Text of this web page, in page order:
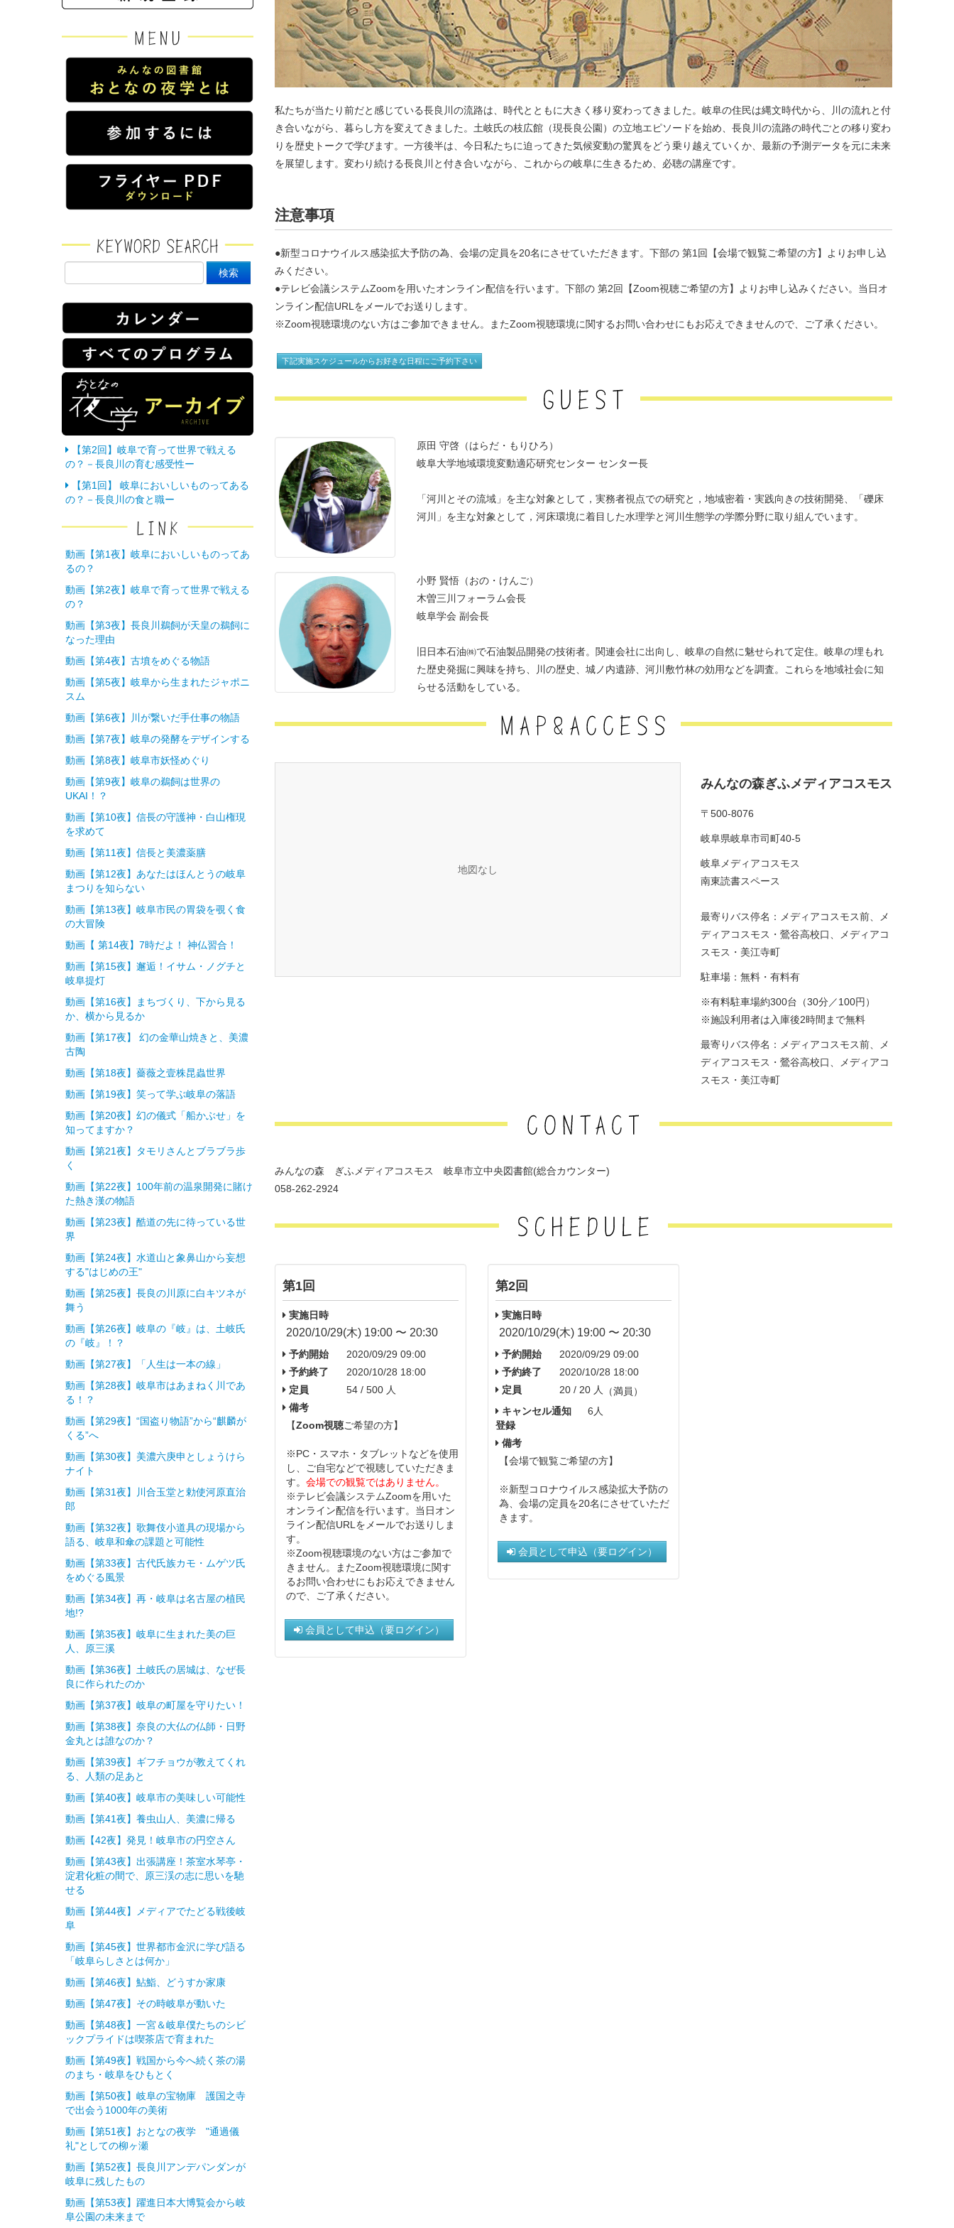
【第2回】岐阜で育って世界で戦える
の？－長良川の育む感受性ー
【第1回】 岐阜においしいものってある
の？－長良川の食と職ー
動画【第1夜】岐阜においしいものってあ
るの？
動画【第2夜】岐阜で育って世界で戦える
の？
動画【第3夜】長良川鵜飼が天皇の鵜飼に
なった理由
動画【第4夜】古墳をめぐる物語
動画【第5夜】岐阜から生まれたジャポニ
スム
動画【第6夜】川が繋いだ手仕事の物語
動画【第7夜】岐阜の発酵をデザインする
動画【第8夜】岐阜市妖怪めぐり
動画【第9夜】岐阜の鵜飼は世界の
UKAI！？
動画【第10夜】信長の守護神・白山権現
を求めて
動画【第11夜】信長と美濃薬膳
動画【第12夜】あなたはほんとうの岐阜
まつりを知らない
動画【第13夜】岐阜市民の胃袋を覗く食
の大冒険
動画【 第14夜】7時だよ！ 神仏習合！
動画【第15夜】邂逅！イサム・ノグチと
岐阜提灯
動画【第16夜】まちづくり、下から見る
か、横から見るか
動画【第17夜】 幻の金華山焼きと、美濃
古陶
動画【第18夜】薔薇之壹株昆蟲世界
動画【第19夜】笑って学ぶ岐阜の落語
動画【第20夜】幻の儀式「船かぶせ」を
知ってますか？
動画【第21夜】タモリさんとブラブラ歩
く
動画【第22夜】100年前の温泉開発に賭け
た熱き漢の物語
動画【第23夜】酷道の先に待っている世
界
動画【第24夜】水道山と象鼻山から妄想
する"はじめの王"
動画【第25夜】長良の川原に白キツネが
舞う
動画【第26夜】岐阜の『岐』は、土岐氏
の『岐』！？
動画【第27夜】「人生は一本の線」
動画【第28夜】岐阜市はあまねく川であ
る！？
動画【第29夜】“国盗り物語”から“麒麟が
くる”へ
動画【第30夜】美濃六庚申としょうけら
ナイト
動画【第31夜】川合玉堂と勅使河原直治
郎
動画【第32夜】歌舞伎小道具の現場から
語る、岐阜和傘の課題と可能性
動画【第33夜】古代氏族カモ・ムゲツ氏
をめぐる風景
動画【第34夜】再・岐阜は名古屋の植民
地!?
動画【第35夜】岐阜に生まれた美の巨
人、原三溪
動画【第36夜】土岐氏の居城は、なぜ長
良に作られたのか
動画【第37夜】岐阜の町屋を守りたい！
動画【第38夜】奈良の大仏の仏師・日野
金丸とは誰なのか？
動画【第39夜】ギフチョウが教えてくれ
る、人類の足あと
動画【第40夜】岐阜市の美味しい可能性
動画【第41夜】養虫山人、美濃に帰る
動画【42夜】発見！岐阜市の円空さん
動画【第43夜】出張講座！茶室水琴亭・
淀君化粧の間で、原三渓の志に思いを馳
せる
動画【第44夜】メディアでたどる戦後岐
阜
動画【第45夜】世界都市金沢に学び語る
「岐阜らしさとは何か」
動画【第46夜】鮎鮨、どうすか家康
動画【第47夜】その時岐阜が動いた
動画【第48夜】一宮＆岐阜僕たちのシビ
ックプライドは喫茶店で育まれた
動画【第49夜】戦国から今へ続く茶の湯
のまち・岐阜をひもとく
動画【第50夜】岐阜の宝物庫 護国之寺
で出会う1000年の美術
動画【第51夜】おとなの夜学 "通過儀
礼"としての柳ヶ瀬
動画【第52夜】長良川アンデパンダンが
岐阜に残したもの
動画【第53夜】躍進日本大博覧会から岐
阜公園の未来まで
私たちが当たり前だと感じている長良川の流路は、時代とともに大きく移り変わってきました。岐阜の住民は縄文時代から、川の流れと付
き合いながら、暮らし方を変えてきました。土岐氏の枝広館（現長良公園）の立地エピソードを始め、長良川の流路の時代ごとの移り変わ
りを歴史トークで学びます。一方後半は、今日私たちに迫ってきた気候変動の驚異をどう乗り越えていくか、最新の予測データを元に未来
を展望します。変わり続ける長良川と付き合いながら、これからの岐阜に生きるため、必聴の講座です。
注意事項
●新型コロナウイルス感染拡大予防の為、会場の定員を20名にさせていただきます。下部の 第1回【会場で観覧ご希望の方】よりお申し込
みください。
●テレビ会議システムZoomを用いたオンライン配信を行います。下部の 第2回 【Zoom視聴ご希望の方】 よりお申し込みください。 当日オ
ンライン配信URLをメールでお送りします。
※ Zoom視聴環境のない方はご参加できません。またZoom視聴環境に関するお問い合わせにもお応えできませんので、ご了承ください。
下記実施スケジュールからお好きな日程にご予約下さい
原田 守啓 （はらだ・もりひろ ）
岐阜大学地域環境変動適応研究センター センター長
「河川とその流域」を主な対象として，実務者視点での研究と，地域密着・実践向きの技術開発、「礫床
河川」を主な対象として，河床環境に着目した水理学と河川生態学の学際分野に取り組んでいます。
小野 賢悟 （おの・けんご ）
木曽三川フォーラム会長
岐阜学会 副会長
旧日本石油㈱で石油製品開発の技術者。関連会社に出向し、岐阜の自然に魅せられて定住。岐阜の埋もれ
た歴史発掘に興味を持ち、川の歴史、城ノ内遺跡、河川敷竹林の効用などを調査。これらを地域社会に知
らせる活動をしている。
地図なし
みんなの森ぎふメディアコスモス
〒500-8076
岐阜県岐阜市司町40-5
岐阜メディアコスモス
南東読書スペース
最寄りバス停名：メディアコスモス前、メ
ディアコスモス・鶯谷高校口、メディアコ
スモス・美江寺町
駐車場：無料・有料有
※有料駐車場約300台（30分／100円）
※施設利用者は入庫後2時間まで無料
最寄りバス停名：メディアコスモス前、メ
ディアコスモス・鶯谷高校口、メディアコ
スモス・美江寺町
みんなの森 ぎふメディアコスモス 岐阜市立中央図書館(総合カウンター)
058-262-2924
第1回
実施日時
2020/10/29(木) 19:00 〜 20:30
予約開始
2020/09/29 09:00
予約終了
2020/10/28 18:00
定員
54 / 500 人
備考
【Zoom視聴ご希望の方】
※PC・スマホ・タブレットなどを使用
し、ご自宅などで視聴していただきま
す。 会場での観覧ではありません。
※テレビ会議システムZoomを用いた
オンライン配信を行います。当日オン
ライン配信URLをメールでお送りしま
す。
※ Zoom視聴環境のない方はご参加で
きません。またZoom視聴環境に関す
るお問い合わせにもお応えできません
ので、ご了承ください。
会員として申込（要ログイン）
第2回
実施日時
2020/10/29(木) 19:00 〜 20:30
予約開始
2020/09/29 09:00
予約終了
2020/10/28 18:00
定員
20 / 20 人
（満員）
キャンセル通知
登録
6人
備考
【会場で観覧ご希望の方】
※新型コロナウイルス感染拡大予防の
為、会場の定員を20名にさせていただ
きます。
会員として申込（要ログイン）